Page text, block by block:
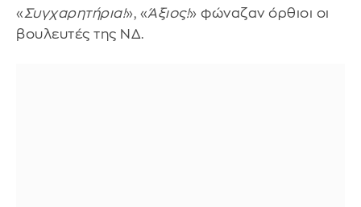
«Συγχαρητήρια!», «Άξιος!» φώναζαν όρθιοι οι
βουλευτές της ΝΔ.